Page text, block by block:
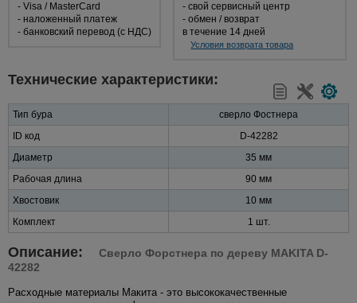
- Visa / MasterCard
- наложенный платеж
- банковский перевод (с НДС)
- свой сервисный центр
- обмен / возврат
в течение 14 дней
Условия возврата товара
Технические характеристики:
Тип бура
сверло Фостнера
ID код
D-42282
Диаметр
35 мм
Рабочая длина
90 мм
Хвостовик
10 мм
Комплект
1 шт.
Описание:
Сверло Форстнера по дереву MAKITA D-
42282
Расходные материалы Макита - это высококачественные